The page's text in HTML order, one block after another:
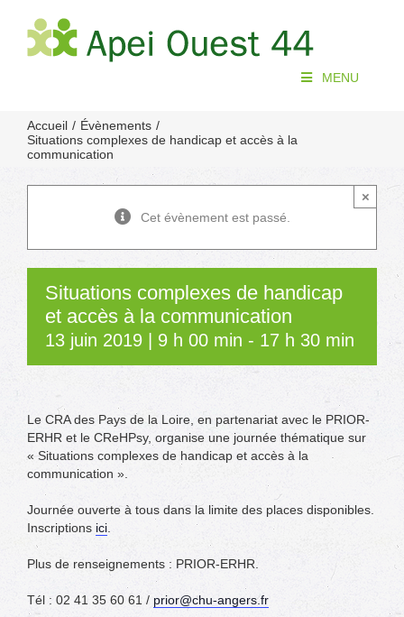
contenu
MENU
Accueil
Évènements
Situations complexes de handicap et accès à la
communication
Cet évènement est passé.
×
Situations complexes de handicap
et accès à la communication
13 juin 2019 | 9 h 00 min - 17 h 30 min
Le CRA des Pays de la Loire, en partenariat avec le PRIOR-
ERHR et le CReHPsy, organise une journée thématique sur
« Situations complexes de handicap et accès à la
communication ».
Journée ouverte à tous dans la limite des places disponibles.
Inscriptions ici
Plus de renseignements : PRIOR-ERHR.
Tél : 02 41 35 60 61 / prior@chu-angers.fr